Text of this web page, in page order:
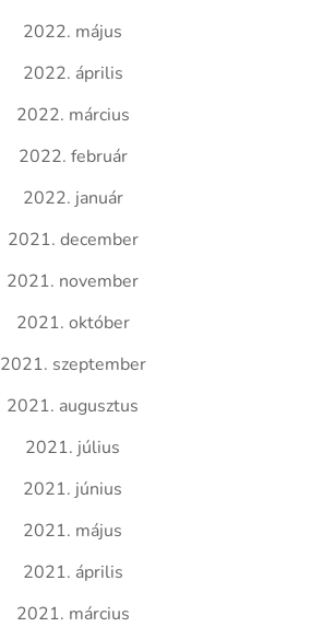
2022. május
2022. április
2022. március
2022. február
2022. január
2021. december
2021. november
2021. október
2021. szeptember
2021. augusztus
2021. július
2021. június
2021. május
2021. április
2021. március